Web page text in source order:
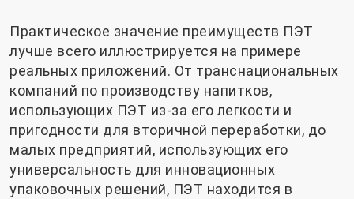
Практическое значение преимуществ ПЭТ
лучше всего иллюстрируется на примере
реальных приложений. От транснациональных
компаний по производству напитков,
использующих ПЭТ из-за его легкости и
пригодности для вторичной переработки, до
малых предприятий, использующих его
универсальность для инновационных
упаковочных решений, ПЭТ находится в